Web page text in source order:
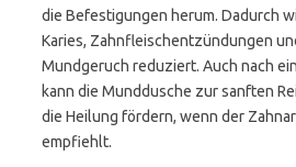
die Befestigungen herum. Dadurch
Karies, Zahnfleischentzündungen
Mundgeruch reduziert. Auch nach
kann die Munddusche zur sanften
die Heilung fördern, wenn der
empfiehlt.